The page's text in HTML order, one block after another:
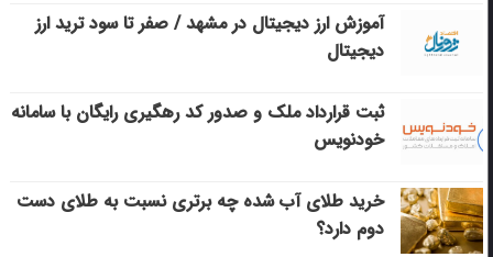
آموزش ارز دیجیتال در مشهد / صفر تا سود ترید ارز
دیجیتال
ثبت قرارداد ملک و صدور کد رهگیری رایگان با سامانه
خودنویس
خرید طلای آب شده چه برتری نسبت به طلای دست
دوم دارد؟